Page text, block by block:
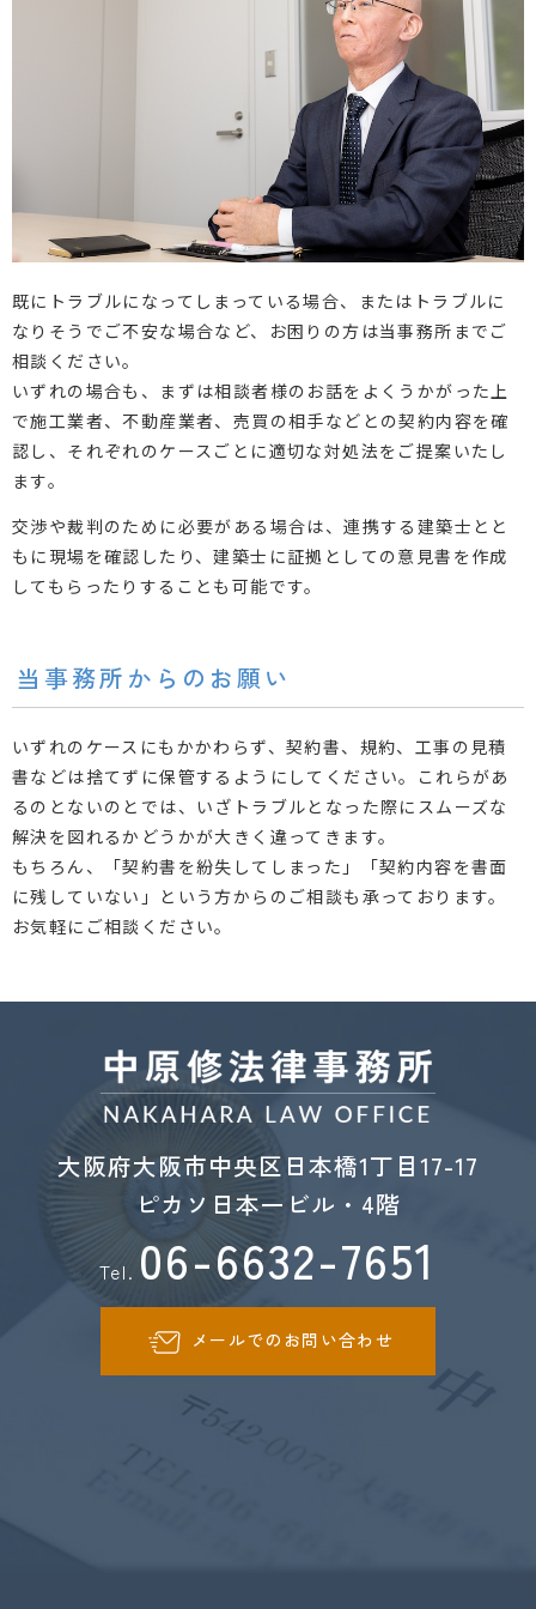
既にトラブルになってしまっている場合、またはトラブルに
なりそうでご不安な場合など、お困りの方は当事務所までご
相談ください。
いずれの場合も、まずは相談者様のお話をよくうかがった上
で施工業者、不動産業者、売買の相手などとの契約内容を確
認し、それぞれのケースごとに適切な対処法をご提案いたし
ます。
交渉や裁判のために必要がある場合は、連携する建築士とと
もに現場を確認したり、建築士に証拠としての意見書を作成
してもらったりすることも可能です。
当事務所からのお願い
いずれのケースにもかかわらず、契約書、規約、工事の見積
書などは捨てずに保管するようにしてください。これらがあ
るのとないのとでは、いざトラブルとなった際にスムーズな
解決を図れるかどうかが大きく違ってきます。
もちろん、「契約書を紛失してしまった」「契約内容を書面
に残していない」という方からのご相談も承っております。
お気軽にご相談ください。
大阪府大阪市中央区日本橋1丁目17-17
ピカソ日本一ビル・4階
Tel. 06-6632-7651
メールでのお問い合わせ